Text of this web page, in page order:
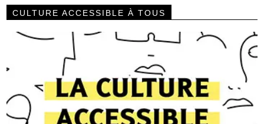
CULTURE ACCESSIBLE À TOUS